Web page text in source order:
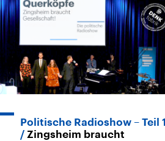
Politische Radioshow – Teil 1
Zingsheim braucht